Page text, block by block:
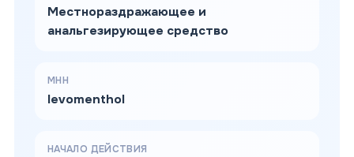
Местнораздражающее и
анальгезирующее средство
МНН
levomenthol
НАЧАЛО ДЕЙСТВИЯ